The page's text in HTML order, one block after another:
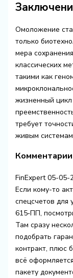
Омоложение
только
мера
классических
такими как
жизненный цикл
требует
живым
Комментарии
FinExpert 05-05-
Если кому-то
спецсчетов для
615‑ПП,
Там сразу
подобрать
контракт, плюс
всё
пакету